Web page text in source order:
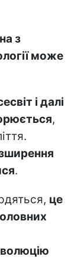
з
може
і далі
,
.
це